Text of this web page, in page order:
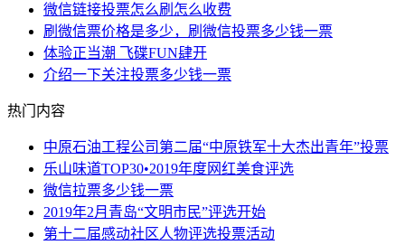
微信链接投票怎么刷怎么收费
刷微信票价格是多少，刷微信投票多少钱一票
体验正当潮 飞碟FUN肆开
介绍一下关注投票多少钱一票
热门内容
中原石油工程公司第二届“中原铁军十大杰出青年”投票
乐山味道TOP30•2019年度网红美食评选
微信拉票多少钱一票
2019年2月青岛“文明市民”评选开始
第十二届感动社区人物评选投票活动